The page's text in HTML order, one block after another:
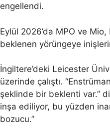
engellendi.
Eylül 2026’da MPO ve Mio,
beklenen yörüngeye
İngiltere’deki Leicester
üzerinde çalıştı.
şeklinde bir beklenti var.”
inşa ediliyor, bu yüzden
bozucu.”